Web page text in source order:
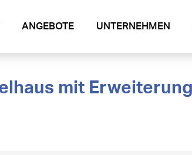
ANGEBOTE UNTERNEHMEN